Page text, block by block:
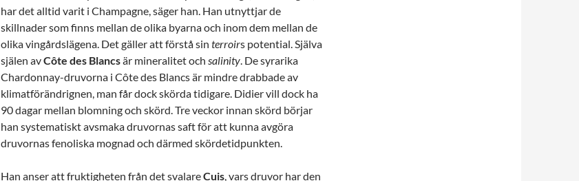
har det alltid varit i Champagne, säger han. Han utnyttjar de
skillnader som finns mellan de olika byarna och inom dem mellan de
olika vingårdslägena. Det gäller att förstå sin terroirs potential. Själva
själen avCôte des Blancsär mineralitet och salinity. De syrarika
Chardonnay-druvorna i Côte des Blancs är mindre drabbade av
klimatförändrignen, man får dock skörda tidigare. Didier vill dock ha
90 dagar mellan blomning och skörd. Tre veckor innan skörd börjar
han systematiskt avsmaka druvornas saft för att kunna avgöra
druvornas fenoliska mognad och därmed skördetidpunkten.
Han anser att fruktigheten från det svalareCuis, vars druvor har den